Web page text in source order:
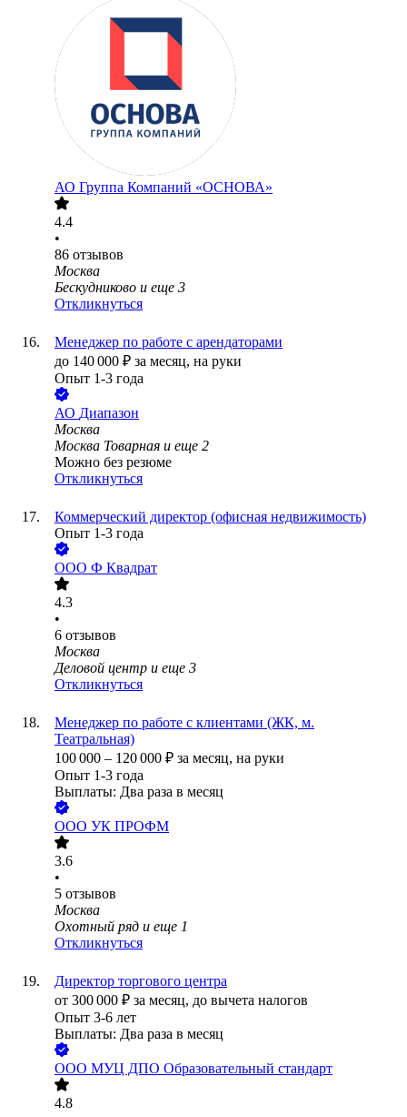
АО Группа Компаний «ОСНОВА»
4.4
•
86 отзывов
Москва
Бескудниково и еще 3
Откликнуться
Менеджер по работе с арендаторами
до 140 000 ₽ за месяц, на руки
Опыт 1-3 года
АО Диапазон
Москва
Москва Товарная и еще 2
Можно без резюме
Откликнуться
Коммерческий директор (офисная недвижимость)
Опыт 1-3 года
ООО Ф Квадрат
4.3
•
6 отзывов
Москва
Деловой центр и еще 3
Откликнуться
Менеджер по работе с клиентами (ЖК, м.
Театральная)
100 000 – 120 000 ₽ за месяц, на руки
Опыт 1-3 года
Выплаты: Два раза в месяц
ООО УК ПРОФМ
3.6
•
5 отзывов
Москва
Охотный ряд и еще 1
Откликнуться
Директор торгового центра
от 300 000 ₽ за месяц, до вычета налогов
Опыт 3-6 лет
Выплаты: Два раза в месяц
ООО МУЦ ДПО Образовательный стандарт
4.8